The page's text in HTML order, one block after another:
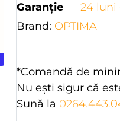
Garanție
24 luni
Brand: OPTIMA
*Comandă de
Nu eşti sigur că
Sună la